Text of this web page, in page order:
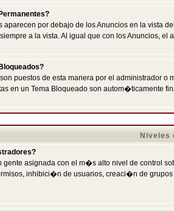
aparecen por debajo de los Anuncios en la
a la vista. Al igual que con los Anuncios,
puestos de esta manera por el administrador
en un Tema Bloqueado son autom�ticamente
Niveles
gente asignada con el m�s alto nivel de control
inhibici�n de usuarios, creaci�n de